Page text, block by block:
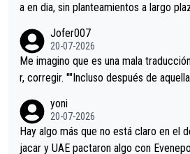
a en dia, sin planteamientos a largo
Minguez, Velez etc etc.Me da pena
tristes sin victorias.
Jofer007
20-07-2026
Me imagino que es una mala
r, corregir. ""Incluso después de
permaneció pegado a su rueda.
a que era capaz de controlar el
yoni
20-07-2026
Hay algo más que no está claro en el
jacar y UAE pactaron algo con